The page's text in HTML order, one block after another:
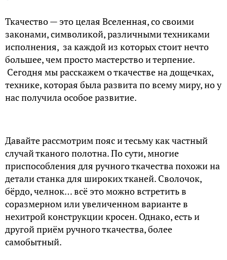
Ткачество — это целая Вселенная, со своими
законами, символикой, различными техниками
исполнения, за каждой из которых стоит нечто
большее, чем просто мастерство и терпение.
Сегодня мы расскажем о ткачестве на дощечках,
технике, которая была развита по всему миру, но у
нас получила особое развитие.
Давайте рассмотрим пояс и тесьму как частный
случай тканого полотна. По сути, многие
приспособления для ручного ткачества похожи на
детали станка для широких тканей. Сволочок,
бёрдо, челнок… всё это можно встретить в
соразмерном или увеличенном варианте в
нехитрой конструкции кросен. Однако, есть и
другой приём ручного ткачества, более
самобытный.